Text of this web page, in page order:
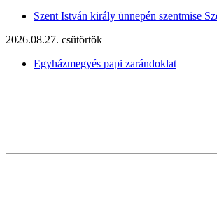
Szent István király ünnepén szentmise
2026.08.27. csütörtök
Egyházmegyés papi zarándoklat